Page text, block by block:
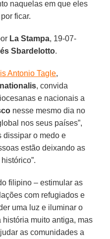
naquelas em que eles
ficar.
La Stampa, 19-07-
Sbardelotto.
Antonio Tagle,
, convida
e nacionais a
nesse mesmo dia no
nos seus países”,
dissipar o medo e
estão deixando as
filipino – estimular as
com refugiados e
uma luz e iluminar o
história muito antiga, mas
as comunidades a